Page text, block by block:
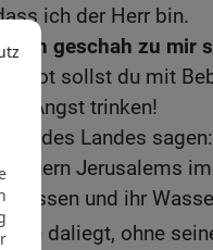
ich der Herr bin.
geschah zu mir
Brot sollst du mit
in Angst trinken!
des Landes
Jerusalems
essen und ihr
öde daliegt, ohne